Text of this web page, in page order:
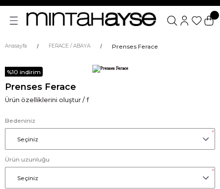
Anasayfa FERACE / ABAYA Prenses Ferace
%10 indirim
Prenses Ferace
Ürün özelliklerini oluştur / f
Bedeniniz
*
Ürün uzunluğu
*